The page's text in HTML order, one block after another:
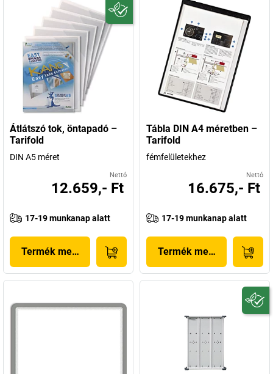
Átlátszó tok, öntapadó –
Tarifold
DIN A5 méret
Nettó
12.659,- Ft
17-19 munkanap alatt
Termék megjelenítése
Tábla DIN A4 méretben –
Tarifold
fémfelületekhez
Nettó
16.675,- Ft
17-19 munkanap alatt
Termék megjelenítése